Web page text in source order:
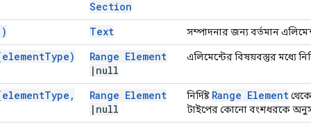
Section
) Text সম্পাদনার জন্য বর্তমান
elementType)
Range Element
| null
এলিমেন্টের বিষয়বস্তুর মধ্যে
elementType ,
Range Element
| null
নির্দিষ্ট Range Element
টাইপের কোনো বংশধরকে